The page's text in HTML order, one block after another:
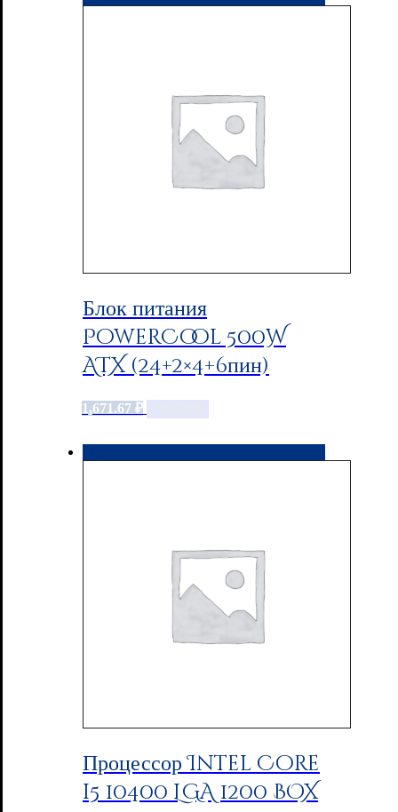
Блок питания
PowerCool 500W
ATX (24+2×4+6пин)
1,671.67 ₽
Процессор Intel Core
i5 10400 LGA 1200 BOX